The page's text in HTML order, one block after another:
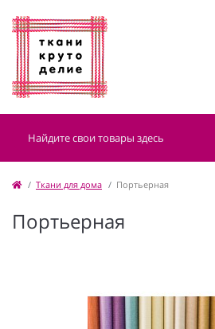
Ткани для дома Портьерная
Портьерная